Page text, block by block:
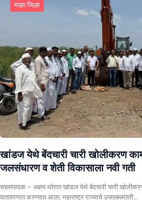
माझा जिल्हा
खांडज येथे बेंदचारी चारी खोलीकरण
जलसंधारण व शेती विकासाला नवी गती
सहसंपादक – अक्षय थोरात खांडज येथे बेंदचारी चारी
वातावरणात करण्यात आला. महाराष्ट्र राज्याचे उपमुख्यमंत्री…